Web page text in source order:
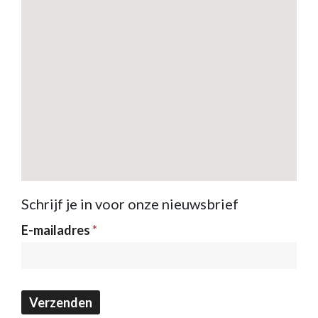
Schrijf je in voor onze nieuwsbrief
Nieuwsbrief
E-mailadres*
Verzenden